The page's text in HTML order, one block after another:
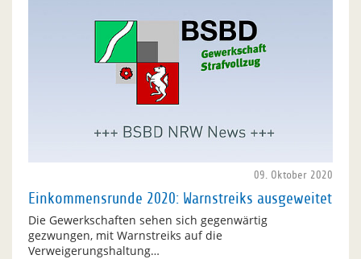
09. Oktober 2020
Einkommensrunde 2020: Warnstreiks ausgeweitet
Die Gewerkschaften sehen sich gegenwärtig
gezwungen, mit Warnstreiks auf die
Verweigerungshaltung…